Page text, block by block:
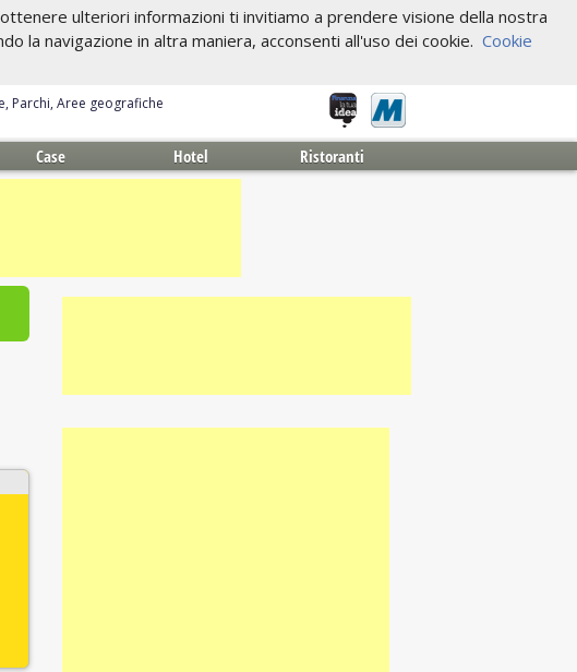
ulteriori informazioni ti invitiamo a prendere visione della nostra
la navigazione in altra maniera, acconsenti all'uso dei cookie. Cookie
Parchi, Aree geografiche
Case Hotel Ristoranti